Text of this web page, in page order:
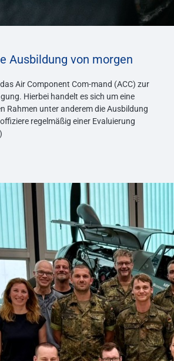
Ausbildung von morgen
Air Component Com-mand (ACC) zur
Hierbei handelt es sich um eine
Rahmen unter anderem die Ausbildung
regelmäßig einer Evaluierung